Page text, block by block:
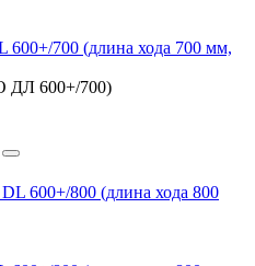
700 (длина хода 700 мм,
ДЛ 600+/700)